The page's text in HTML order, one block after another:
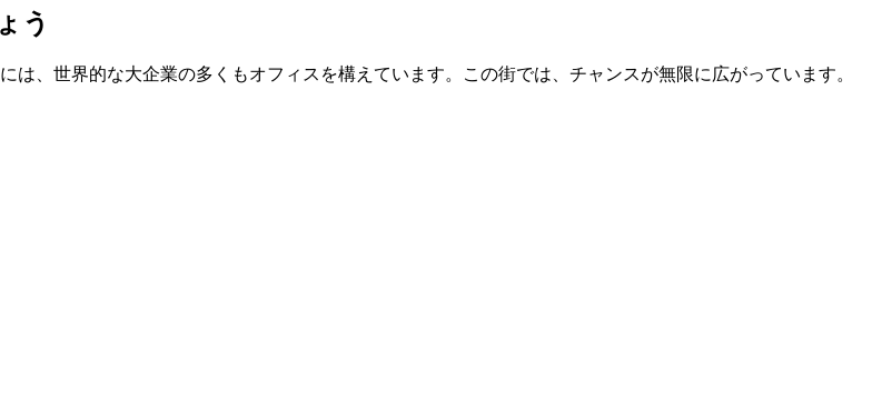
う
、世界的な大企業の多くもオフィスを構えています。この街では、チャンスが無限に広がっています。